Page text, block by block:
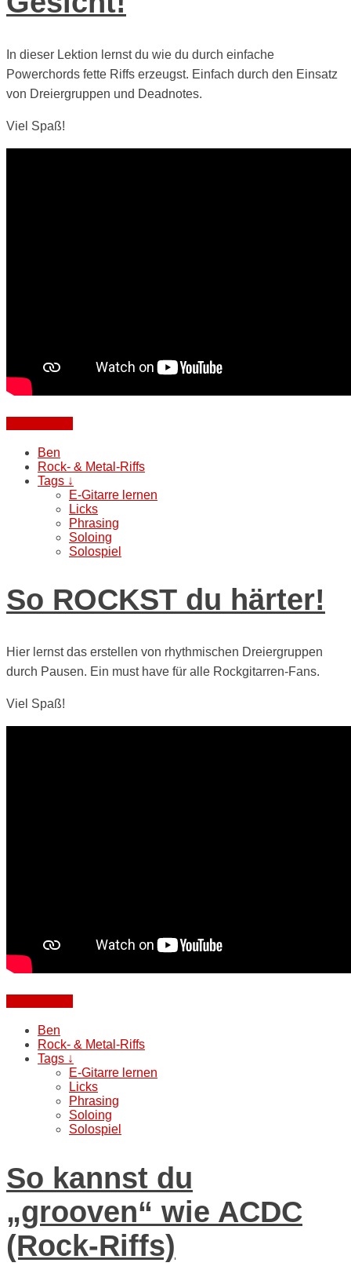
In dieser Lektion lernst du wie du durch einfache
Powerchords fette Riffs erzeugst. Einfach durch den Einsatz
von Dreiergruppen und Deadnotes.
Viel Spaß!
Ben
Rock- & Metal-Riffs
Tags ↓
E-Gitarre lernen
Licks
Phrasing
Soloing
Solospiel
So ROCKST du härter!
Hier lernst das erstellen von rhythmischen Dreiergruppen
durch Pausen. Ein must have für alle Rockgitarren-Fans.
Viel Spaß!
Ben
Rock- & Metal-Riffs
Tags ↓
E-Gitarre lernen
Licks
Phrasing
Soloing
Solospiel
So kannst du
„grooven“ wie ACDC
(Rock-Riffs)